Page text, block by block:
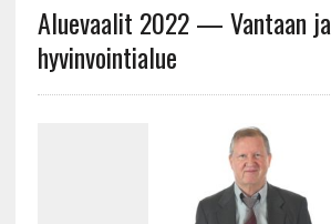
Aluevaalit 2022 — Vantaan
hyvinvointialue